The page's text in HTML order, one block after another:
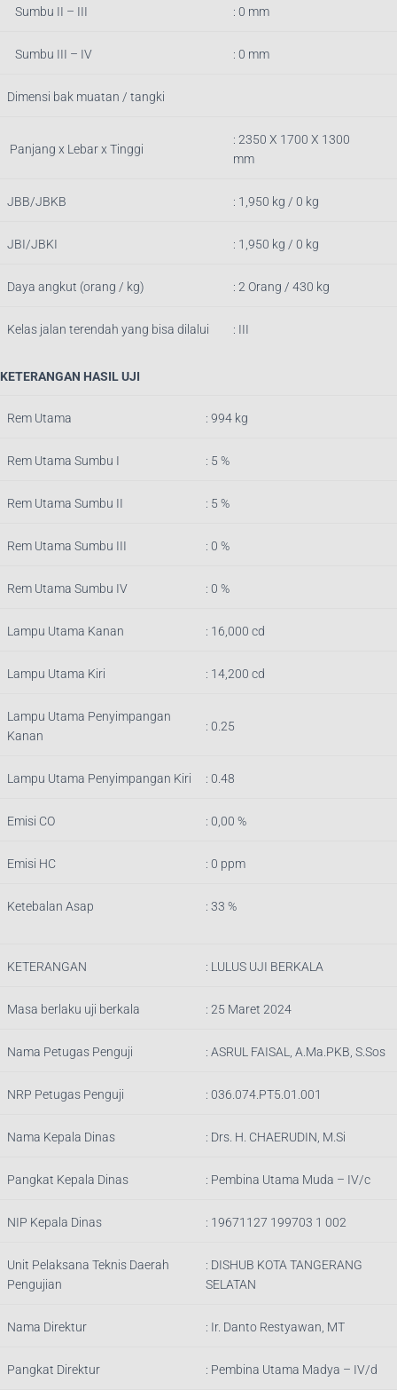
Sumbu II – III : 0 mm
Sumbu III – IV : 0 mm
Dimensi bak muatan / tangki
Panjang x Lebar x Tinggi
: 2350 X 1700 X 1300
mm
JBB/JBKB : 1,950 kg / 0 kg
JBI/JBKI : 1,950 kg / 0 kg
Daya angkut (orang / kg) : 2 Orang / 430 kg
Kelas jalan terendah yang bisa dilalui : III
KETERANGAN HASIL UJI
Rem Utama : 994 kg
Rem Utama Sumbu I : 5 %
Rem Utama Sumbu II : 5 %
Rem Utama Sumbu III : 0 %
Rem Utama Sumbu IV : 0 %
Lampu Utama Kanan : 16,000 cd
Lampu Utama Kiri : 14,200 cd
Lampu Utama Penyimpangan
Kanan
: 0.25
Lampu Utama Penyimpangan Kiri : 0.48
Emisi CO : 0,00 %
Emisi HC : 0 ppm
Ketebalan Asap : 33 %
KETERANGAN : LULUS UJI BERKALA
Masa berlaku uji berkala : 25 Maret 2024
Nama Petugas Penguji : ASRUL FAISAL, A.Ma.PKB, S.Sos
NRP Petugas Penguji : 036.074.PT5.01.001
Nama Kepala Dinas : Drs. H. CHAERUDIN, M.Si
Pangkat Kepala Dinas : Pembina Utama Muda – IV/c
NIP Kepala Dinas : 19671127 199703 1 002
Unit Pelaksana Teknis Daerah
Pengujian
: DISHUB KOTA TANGERANG
SELATAN
Nama Direktur : Ir. Danto Restyawan, MT
Pangkat Direktur : Pembina Utama Madya – IV/d